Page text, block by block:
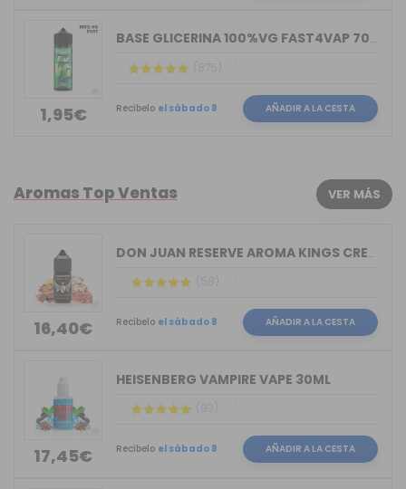
1,95€
BASE GLICERINA 100%VG FAST4VAP 70ML O...
(875)
Recíbelo el sábado 8 AÑADIR A LA CESTA
Aromas Top Ventas VER MÁS
16,40€
DON JUAN RESERVE AROMA KINGS CREST 30ML
(58)
Recíbelo el sábado 8 AÑADIR A LA CESTA
17,45€
HEISENBERG VAMPIRE VAPE 30ML
(93)
Recíbelo el sábado 8 AÑADIR A LA CESTA